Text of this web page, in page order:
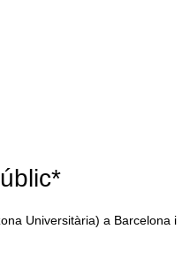
Universitària) a Barcelona i